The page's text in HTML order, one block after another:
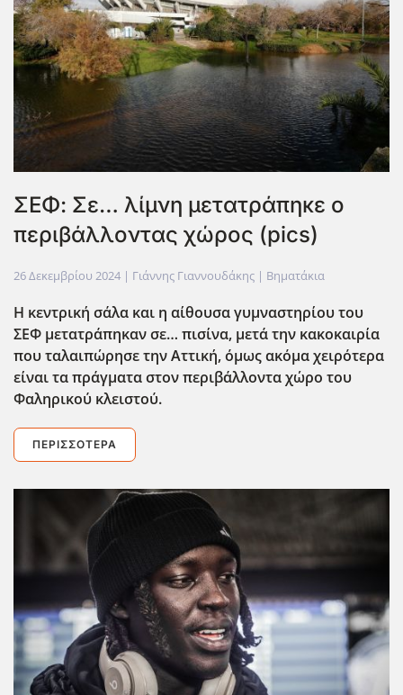
ΣΕΦ: Σε… λίμνη μετατράπηκε ο
περιβάλλοντας χώρος (pics)
26 Δεκεμβρίου 2024 | Γιάννης Γιαννουδάκης | Βηματάκια
Η κεντρική σάλα και η αίθουσα γυμναστηρίου του
ΣΕΦ μετατράπηκαν σε… πισίνα, μετά την κακοκαιρία
που ταλαιπώρησε την Αττική, όμως ακόμα χειρότερα
είναι τα πράγματα στον περιβάλλοντα χώρο του
Φαληρικού κλειστού.
ΠΕΡΙΣΣΌΤΕΡΑ